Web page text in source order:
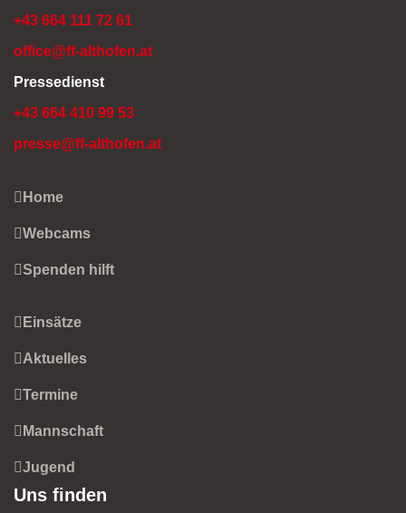
+43 664 111 72 61
office@ff-althofen.at
Pressedienst
+43 664 410 99 53
presse@ff-althofen.at
Home
Webcams
Spenden hilft
Einsätze
Aktuelles
Termine
Mannschaft
Jugend
Uns finden